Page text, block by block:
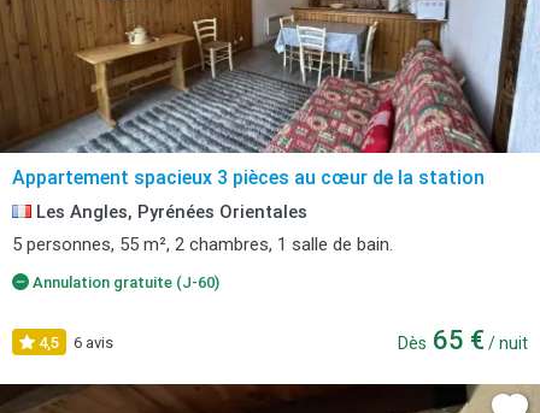
Appartement spacieux 3 pièces au cœur de la station
Les Angles, Pyrénées Orientales
5 personnes, 55 m², 2 chambres, 1 salle de bain.
Annulation gratuite (J-60)
4,5 6 avis Dès 65 € / nuit